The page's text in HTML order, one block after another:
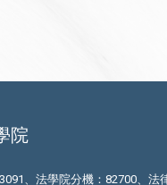
院
、法學院分機：82700、法